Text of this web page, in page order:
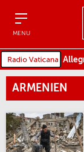
MENU
ARMENIEN